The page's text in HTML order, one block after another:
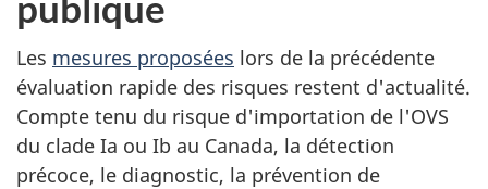
Les mesures proposées lors de la précédente
évaluation rapide des risques restent d'actualité.
Compte tenu du risque d'importation de l'OVS
du clade Ia ou Ib au Canada, la détection
précoce, le diagnostic, la prévention de